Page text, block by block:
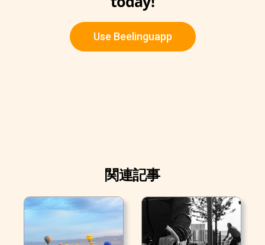
Use Beelinguapp
関連記事